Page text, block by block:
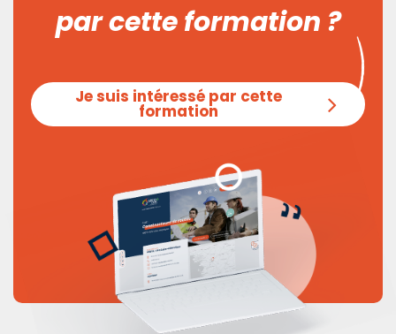
par cette formation ?
Je suis intéressé par cette
formation